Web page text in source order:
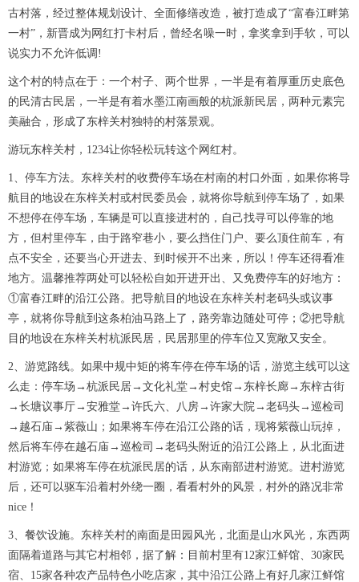
古村落，经过整体规划设计、全面修缮改造，被打造成了“富春江畔第
一村”，新晋成为网红打卡村后，曾经名噪一时，拿奖拿到手软，可以
说实力不允许低调!
这个村的特点在于：一个村子、两个世界，一半是有着厚重历史底色
的民清古民居，一半是有着水墨江南画般的杭派新民居，两种元素完
美融合，形成了东梓关村独特的村落景观。
游玩东梓关村，1234让你轻松玩转这个网红村。
1、停车方法。东梓关村的收费停车场在村南的村口外面，如果你将导
航目的地设在东梓关村或村民委员会，就将你导航到停车场了，如果
不想停在停车场，车辆是可以直接进村的，自己找寻可以停靠的地
方，但村里停车，由于路窄巷小，要么挡住门户、要么顶住前车，有
点不安全，还要当心开进去、到时候开不出来，所以！停车还得看准
地方。温馨推荐两处可以轻松自如开进开出、又免费停车的好地方：
①富春江畔的沿江公路。把导航目的地设在东梓关村老码头或议事
亭，就将你导航到这条柏油马路上了，路旁靠边随处可停；②把导航
目的地设在东梓关村杭派民居，民居那里的停车位又宽敞又安全。
2、游览路线。如果中规中矩的将车停在停车场的话，游览主线可以这
么走：停车场→杭派民居→文化礼堂→村史馆→东梓长廊→东梓古街
→长塘议事厅→安雅堂→许氏六、八房→许家大院→老码头→巡检司
→越石庙→紫薇山；如果将车停在沿江公路的话，现将紫薇山玩掉，
然后将车停在越石庙→巡检司→老码头附近的沿江公路上，从北面进
村游览；如果将车停在杭派民居的话，从东南部进村游览。进村游览
后，还可以驱车沿着村外绕一圈，看看村外的风景，村外的路况非常
nice！
3、餐饮设施。东梓关村的南面是田园风光，北面是山水风光，东西两
面隔着道路与其它村相邻，据了解：目前村里有12家江鲜馆、30家民
宿、15家各种农产品特色小吃店家，其中沿江公路上有好几家江鲜馆